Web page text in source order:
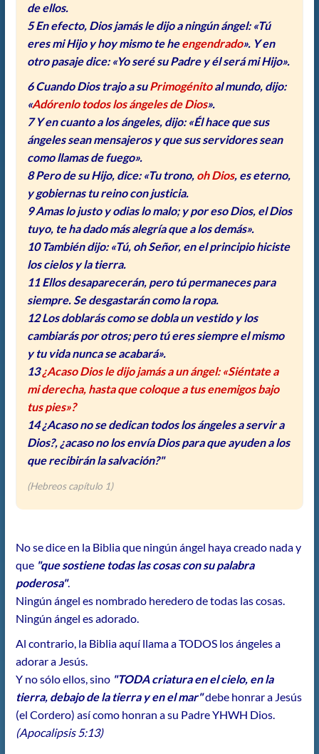
de ellos.
5 En efecto, Dios jamás le dijo a ningún ángel: «Tú
eres mi Hijo y hoy mismo te heengendrado». Y en
otro pasaje dice: «Yo seré su Padre y él será mi Hijo».
6 Cuando Dios trajo a suPrimogénitoal mundo, dijo:
«Adórenlo todos los ángeles de Dios».
7 Y en cuanto a los ángeles, dijo: «Él hace que sus
ángeles sean mensajeros y que sus servidores sean
como llamas de fuego».
8 Pero de su Hijo, dice: «Tu trono, oh Dios, es eterno,
y gobiernas tu reino con justicia.
9 Amas lo justo y odias lo malo; y por eso Dios, el Dios
tuyo, te ha dado más alegría que a los demás».
10 También dijo: «Tú, oh Señor, en el principio hiciste
los cielos y la tierra.
11 Ellos desaparecerán, pero tú permaneces para
siempre. Se desgastarán como la ropa.
12 Los doblarás como se dobla un vestido y los
cambiarás por otros; pero tú eres siempre el mismo
y tu vida nunca se acabará».
13¿Acaso Dios le dijo jamás a un ángel: «Siéntate a
mi derecha, hasta que coloque a tus enemigos bajo
tus pies»?
14 ¿Acaso no se dedican todos los ángeles a servir a
Dios?, ¿acaso no los envía Dios para que ayuden a los
que recibirán la salvación?"
(Hebreos capítulo 1)
No se dice en la Biblia que ningún ángel haya creado nada y
que "que sostiene todas las cosas con su palabra
poderosa".
Ningún ángel es nombrado heredero de todas las cosas.
Ningún ángel es adorado.
Al contrario, la Biblia aquí llama a TODOS los ángeles a
adorar a Jesús.
Y no sólo ellos, sino "TODA criatura en el cielo, en la
tierra, debajo de la tierra y en el mar"debe honrar a Jesús
(el Cordero) así como honran a su Padre YHWH Dios.
(Apocalipsis 5:13)